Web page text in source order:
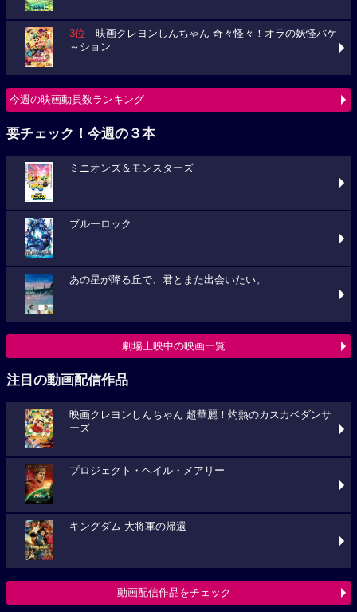
3位 映画クレヨンしんちゃん 奇々怪々！オラの妖怪バケ
～ション
今週の映画動員数ランキング
要チェック！今週の３本
ミニオンズ＆モンスターズ
ブルーロック
あの星が降る丘で、君とまた出会いたい。
劇場上映中の映画一覧
注目の動画配信作品
映画クレヨンしんちゃん 超華麗！灼熱のカスカベダンサ
ーズ
プロジェクト・ヘイル・メアリー
キングダム 大将軍の帰還
動画配信作品をチェック